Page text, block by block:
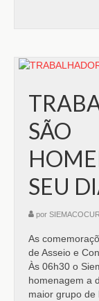
SÃO
SEU
por
As
de Asseio e
Às 06h30 o
homenagem a
maior grupo